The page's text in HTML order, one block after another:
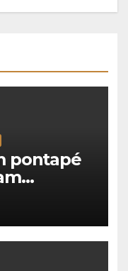
pontapé
Volta a